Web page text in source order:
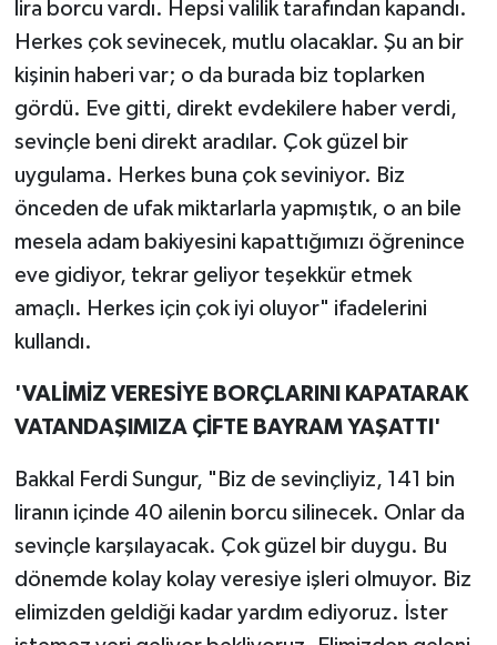
lira borcu vardı. Hepsi valilik tarafından kapandı.
Herkes çok sevinecek, mutlu olacaklar. Şu an bir
kişinin haberi var; o da burada biz toplarken
gördü. Eve gitti, direkt evdekilere haber verdi,
sevinçle beni direkt aradılar. Çok güzel bir
uygulama. Herkes buna çok seviniyor. Biz
önceden de ufak miktarlarla yapmıştık, o an bile
mesela adam bakiyesini kapattığımızı öğrenince
eve gidiyor, tekrar geliyor teşekkür etmek
amaçlı. Herkes için çok iyi oluyor" ifadelerini
kullandı.
'VALİMİZ VERESİYE BORÇLARINI KAPATARAK
VATANDAŞIMIZA ÇİFTE BAYRAM YAŞATTI'
Bakkal Ferdi Sungur, "Biz de sevinçliyiz, 141 bin
liranın içinde 40 ailenin borcu silinecek. Onlar da
sevinçle karşılayacak. Çok güzel bir duygu. Bu
dönemde kolay kolay veresiye işleri olmuyor. Biz
elimizden geldiği kadar yardım ediyoruz. İster